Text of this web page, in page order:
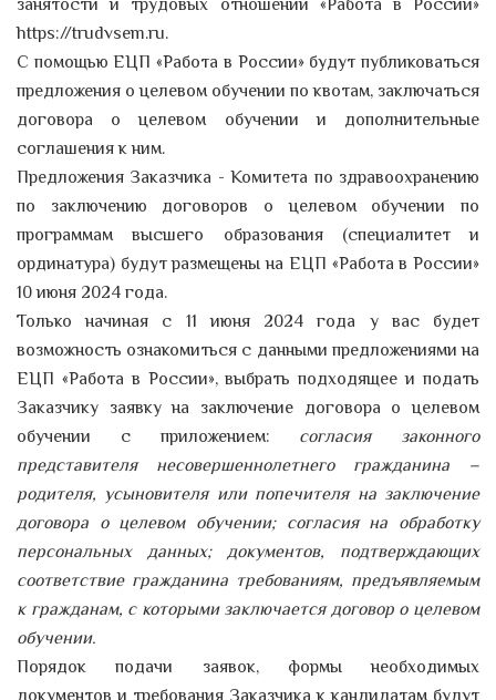
занятости и трудовых отношений «Работа в России»
https://trudvsem.ru.
С помощью ЕЦП «Работа в России» будут публиковаться
предложения о целевом обучении по квотам, заключаться
договора о целевом обучении и дополнительные
соглашения к ним.
Предложения Заказчика - Комитета по здравоохранению
по заключению договоров о целевом обучении по
программам высшего образования (специалитет и
ординатура) будут размещены на ЕЦП «Работа в России»
10 июня 2024 года.
Только начиная с 11 июня 2024 года у вас будет
возможность ознакомиться с данными предложениями на
ЕЦП «Работа в России», выбрать подходящее и подать
Заказчику заявку на заключение договора о целевом
обучении с приложением: согласия законного
представителя несовершеннолетнего гражданина –
родителя, усыновителя или попечителя на заключение
договора о целевом обучении; согласия на обработку
персональных данных; документов, подтверждающих
соответствие гражданина требованиям, предъявляемым
к гражданам, с которыми заключается договор о целевом
обучении.
Порядок подачи заявок, формы необходимых